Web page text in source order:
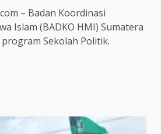
– Badan Koordinasi
Islam (BADKO HMI) Sumatera
Sekolah Politik.